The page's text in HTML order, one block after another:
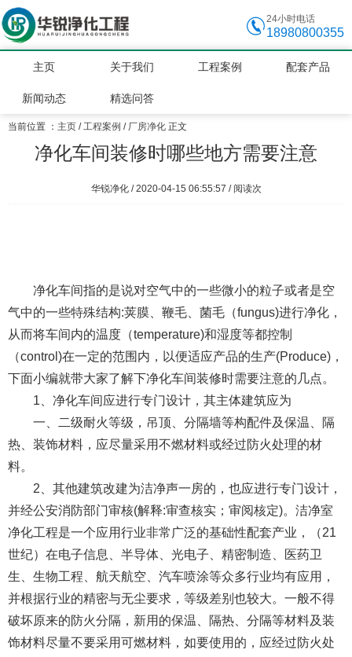
24小时电话
18980800355
主页 关于我们 工程案例 配套产品
新闻动态 精选问答
当前位置 ： 主页 /工程案例 / 厂房净化 正文
净化车间装修时哪些地方需要注意
华锐净化 / 2020-04-15 06:55:57 / 阅读次
净化车间指的是说对空气中的一些微小的粒子或者是空
气中的一些特殊结构:荚膜、鞭毛、菌毛（fungus)进行净化，
从而将车间内的温度（temperature)和湿度等都控制
（control)在一定的范围内，以便适应产品的生产(Produce)，
下面小编就带大家了解下净化车间装修时需要注意的几点。
1、净化车间应进行专门设计，其主体建筑应为
一、二级耐火等级，吊顶、分隔墙等构配件及保温、隔
热、装饰材料，应尽量采用不燃材料或经过防火处理的材
料。
2、其他建筑改建为洁净声一房的，也应进行专门设计，
并经公安消防部门审核(解释:审查核实；审阅核定)。洁净室
净化工程是一个应用行业非常广泛的基础性配套产业，（21
世纪）在电子信息、半导体、光电子、精密制造、医药卫
生、生物工程、航天航空、汽车喷涂等众多行业均有应用，
并根据行业的精密与无尘要求，等级差别也较大。一般不得
破坏原来的防火分隔，新用的保温、隔热、分隔等材料及装
饰材料尽量不要采用可燃材料，如要使用的，应经过防火处